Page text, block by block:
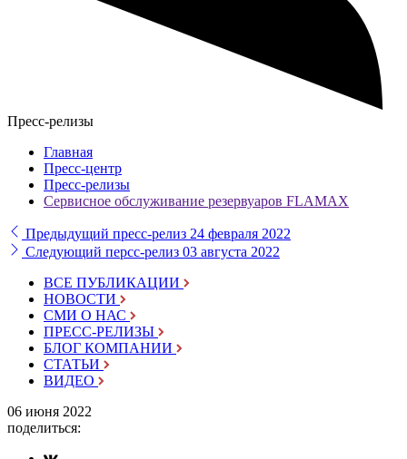
Пресс-релизы
Главная
Пресс-центр
Пресс-релизы
Сервисное обслуживание резервуаров FLAMAX
Предыдущий пресс-релиз 24 февраля 2022
Следующий персс-релиз 03 августа 2022
ВСЕ ПУБЛИКАЦИИ
НОВОСТИ
СМИ О НАС
ПРЕСС-РЕЛИЗЫ
БЛОГ КОМПАНИИ
СТАТЬИ
ВИДЕО
06 июня 2022
поделиться: